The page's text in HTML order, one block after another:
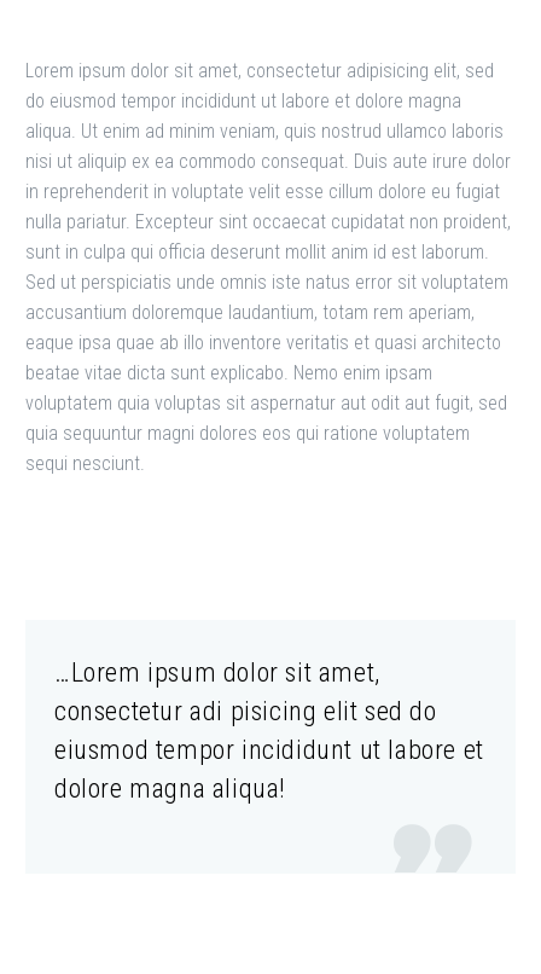
Lorem ipsum dolor sit amet, consectetur adipisicing elit, sed
do eiusmod tempor incididunt ut labore et dolore magna
aliqua. Ut enim ad minim veniam, quis nostrud ullamco laboris
nisi ut aliquip ex ea commodo consequat. Duis aute irure dolor
in reprehenderit in voluptate velit esse cillum dolore eu fugiat
nulla pariatur. Excepteur sint occaecat cupidatat non proident,
sunt in culpa qui officia deserunt mollit anim id est laborum.
Sed ut perspiciatis unde omnis iste natus error sit voluptatem
accusantium doloremque laudantium, totam rem aperiam,
eaque ipsa quae ab illo inventore veritatis et quasi architecto
beatae vitae dicta sunt explicabo. Nemo enim ipsam
voluptatem quia voluptas sit aspernatur aut odit aut fugit, sed
quia sequuntur magni dolores eos qui ratione voluptatem
sequi nesciunt.
…Lorem ipsum dolor sit amet,
consectetur adi pisicing elit sed do
eiusmod tempor incididunt ut labore et
dolore magna aliqua!
